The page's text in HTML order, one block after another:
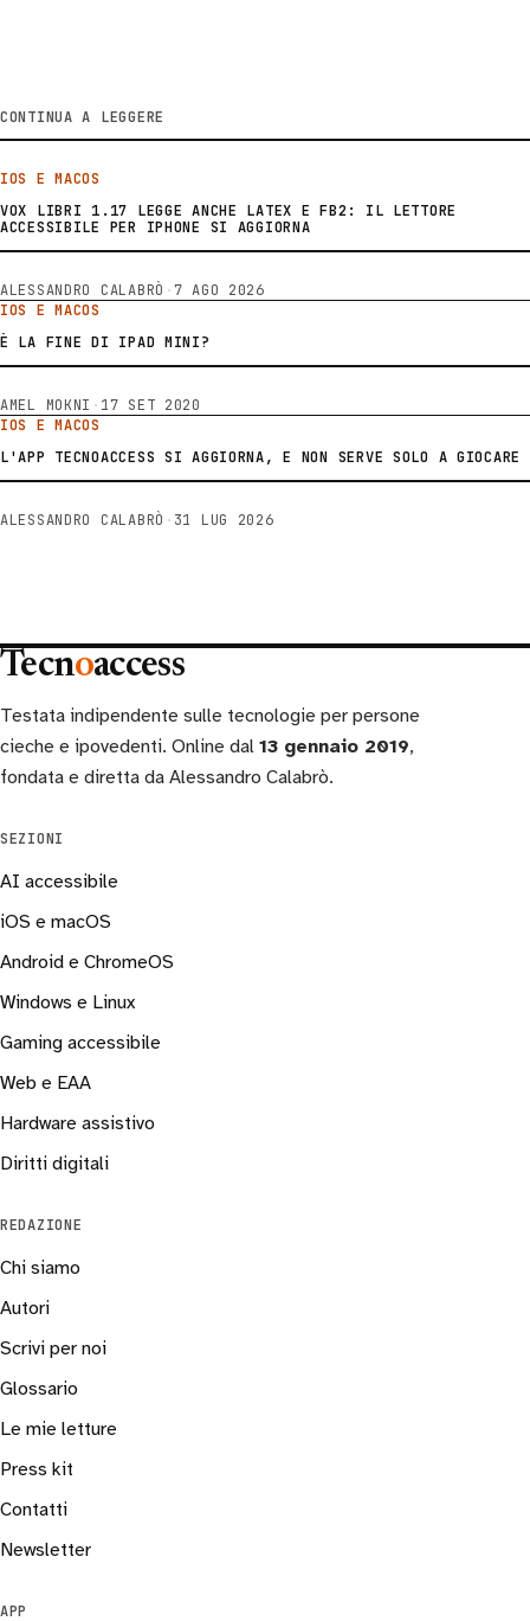
CONTINUA A LEGGERE
IOS E MACOS
VOX LIBRI 1.17 LEGGE ANCHE LATEX E FB2: IL LETTORE
ACCESSIBILE PER IPHONE SI AGGIORNA
ALESSANDRO CALABRÒ · 7 AGO 2026
IOS E MACOS
È LA FINE DI IPAD MINI?
AMEL MOKNI · 17 SET 2020
IOS E MACOS
L'APP TECNOACCESS SI AGGIORNA, E NON SERVE SOLO A GIOCARE
ALESSANDRO CALABRÒ · 31 LUG 2026
Tecnoaccess
Testata indipendente sulle tecnologie per persone
cieche e ipovedenti. Online dal 13 gennaio 2019,
fondata e diretta da Alessandro Calabrò.
SEZIONI
AI accessibile
iOS e macOS
Android e ChromeOS
Windows e Linux
Gaming accessibile
Web e EAA
Hardware assistivo
Diritti digitali
REDAZIONE
Chi siamo
Autori
Scrivi per noi
Glossario
Le mie letture
Press kit
Contatti
Newsletter
APP